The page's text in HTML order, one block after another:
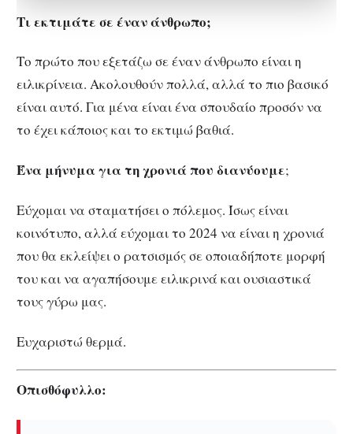
Τι εκτιμάτε σε έναν άνθρωπο;
Το πρώτο που εξετάζω σε έναν άνθρωπο είναι η
ειλικρίνεια. Ακολουθούν πολλά, αλλά το πιο βασικό
είναι αυτό. Για μένα είναι ένα σπουδαίο προσόν να
το έχει κάποιος και το εκτιμώ βαθιά.
Ένα μήνυμα για τη χρονιά που διανύουμε;
Εύχομαι να σταματήσει ο πόλεμος. Ίσως είναι
κοινότυπο, αλλά εύχομαι το 2024 να είναι η χρονιά
που θα εκλείψει ο ρατσισμός σε οποιαδήποτε μορφή
του και να αγαπήσουμε ειλικρινά και ουσιαστικά
τους γύρω μας.
Ευχαριστώ θερμά.
Οπισθόφυλλο: